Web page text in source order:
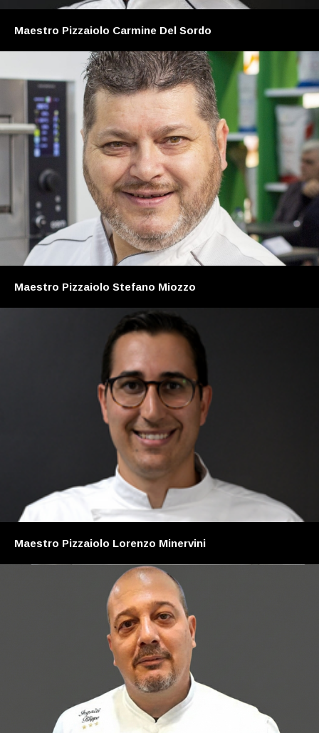
Maestro Pizzaiolo Carmine Del Sordo
Maestro Pizzaiolo Stefano Miozzo
Maestro Pizzaiolo Lorenzo Minervini